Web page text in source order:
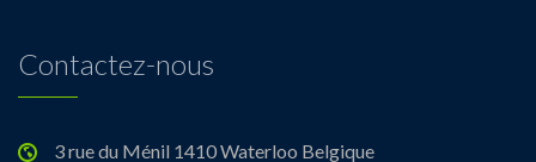
Contactez-nous
3 rue du Ménil 1410 Waterloo Belgique